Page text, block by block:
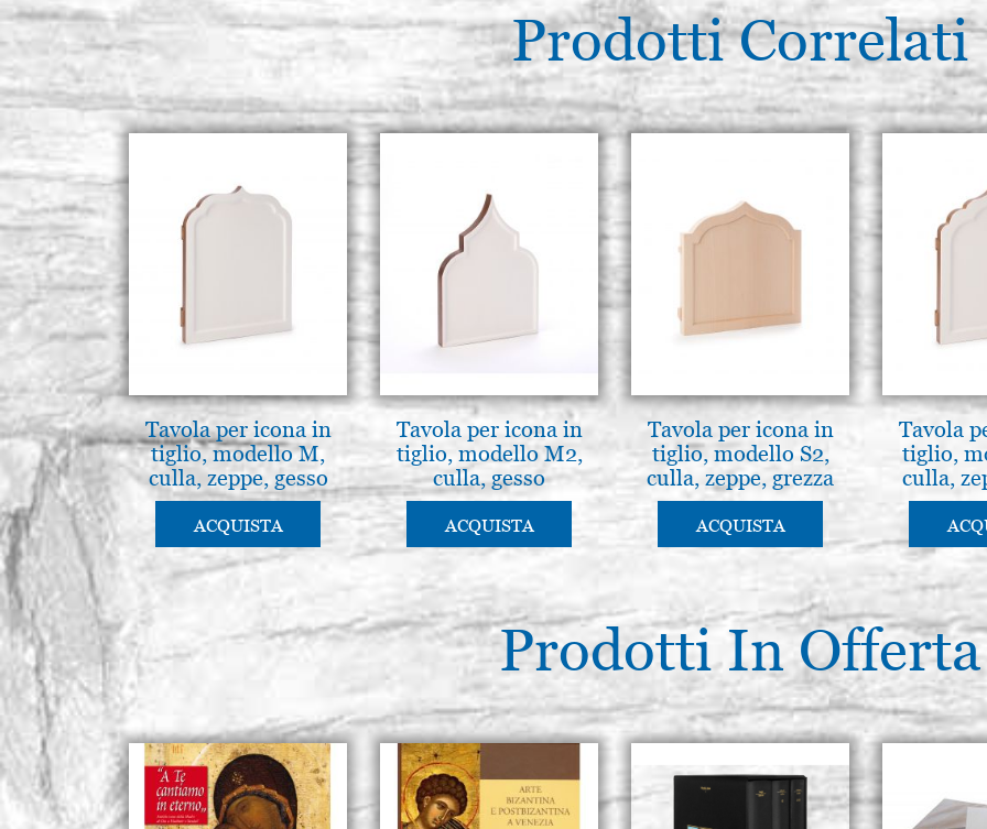
Prodotti Correlati
Tavola per icona in
tiglio, modello M,
culla, zeppe, gesso
ACQUISTA
Tavola per icona in
tiglio, modello M2,
culla, gesso
ACQUISTA
Tavola per icona in
tiglio, modello S2,
culla, zeppe, grezza
ACQUISTA
Tavola
tiglio,
culla,
Prodotti In Offerta